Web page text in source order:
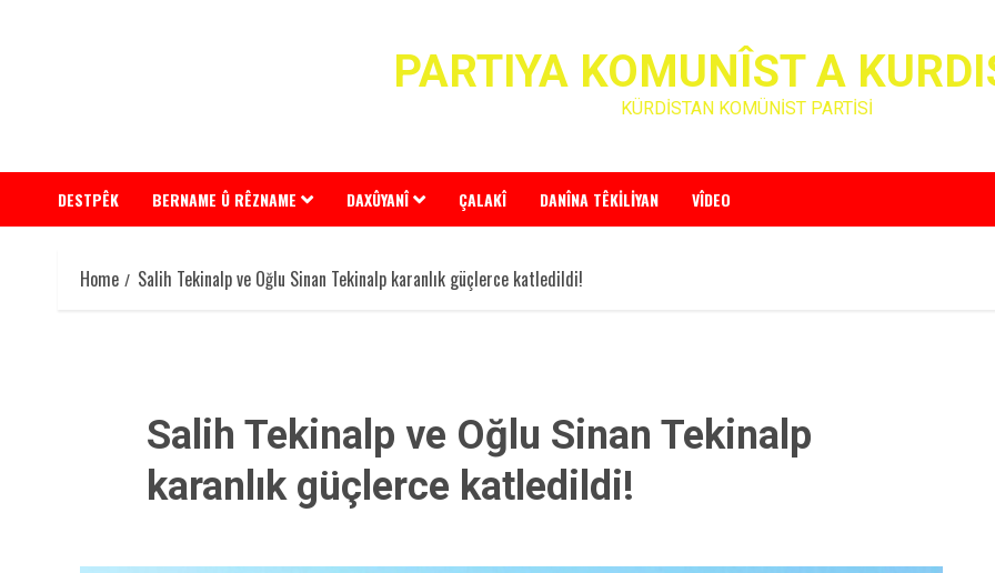
PARTIYA KOMUNÎST A
KÜRDİSTAN KOMÜNİST PARTİSİ
DESTPÊK BERNAME Û RÊZNAME DAXÛYANÎ ÇALAKÎ DANÎNA TÊKILIYAN VÎDEO
Home Salih Tekinalp ve Oğlu Sinan Tekinalp karanlık güçlerce katledildi!
Salih Tekinalp ve Oğlu Sinan Tekinalp
karanlık güçlerce katledildi!